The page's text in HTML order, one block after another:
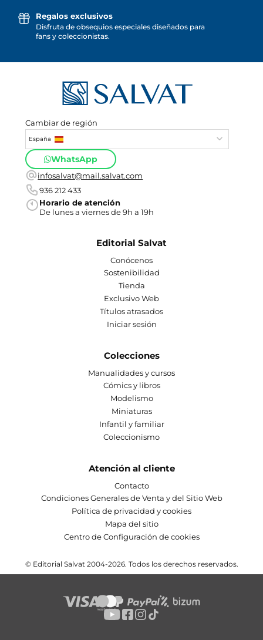
Regalos exclusivos
Disfruta de obsequios especiales diseñados para
fans y coleccionistas.
Cambiar de región
España
WhatsApp
infosalvat@mail.salvat.com
936 212 433
Horario de atención
De lunes a viernes de 9h a 19h
Editorial Salvat
Conócenos
Sostenibilidad
Tienda
Exclusivo Web
Títulos atrasados
Iniciar sesión
Colecciones
Manualidades y cursos
Cómics y libros
Modelismo
Miniaturas
Infantil y familiar
Coleccionismo
Atención al cliente
Contacto
Condiciones Generales de Venta y del Sitio Web
Política de privacidad y cookies
Mapa del sitio
Centro de Configuración de cookies
© Editorial Salvat 2004-2026. Todos los derechos reservados.